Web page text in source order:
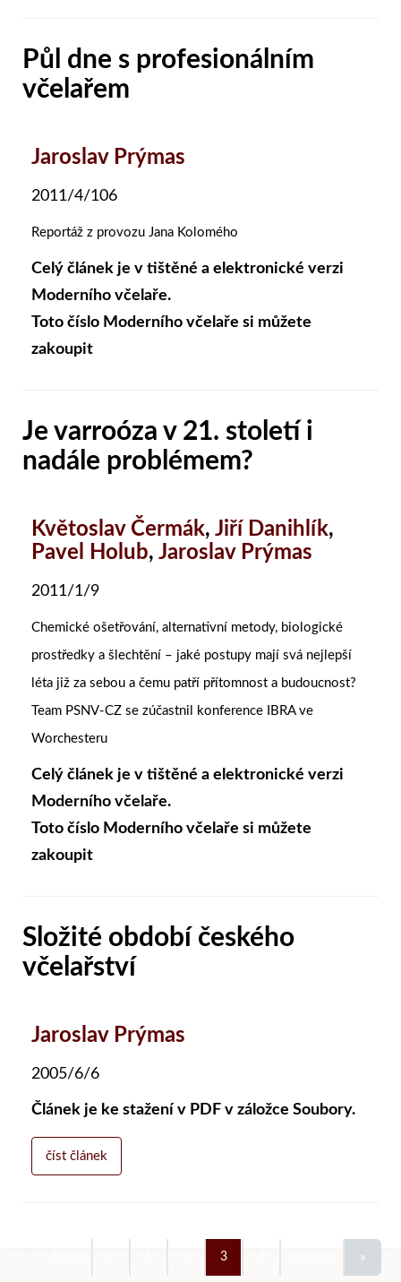
Půl dne s profesionálním
včelařem
Jaroslav Prýmas
2011/4/106
Reportáž z provozu Jana Kolomého
Celý článek je v tištěné a elektronické verzi
Moderního včelaře.
Toto číslo Moderního včelaře si můžete
zakoupit
Je varroóza v 21. století i
nadále problémem?
Květoslav Čermák, Jiří Danihlík,
Pavel Holub, Jaroslav Prýmas
2011/1/9
Chemické ošetřování, alternativní metody, biologické
prostředky a šlechtění – jaké postupy mají svá nejlepší
léta již za sebou a čemu patří přítomnost a budoucnost?
Team PSNV-CZ se zúčastnil konference IBRA ve
Worchesteru
Celý článek je v tištěné a elektronické verzi
Moderního včelaře.
Toto číslo Moderního včelaře si můžete
zakoupit
Složité období českého
včelařství
Jaroslav Prýmas
2005/6/6
Článek je ke stažení v PDF v záložce Soubory.
číst článek
3 »